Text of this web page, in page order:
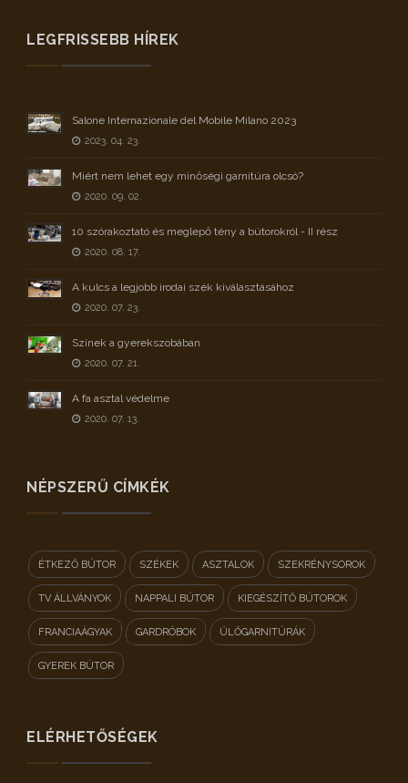
LEGFRISSEBB HÍREK
Salone Internazionale del Mobile Milano 2023
2023. 04. 23.
Miért nem lehet egy minőségi garnitúra olcsó?
2020. 09. 02.
10 szórakoztató és meglepő tény a bútorokról - II rész
2020. 08. 17.
A kulcs a legjobb irodai szék kiválasztásához
2020. 07. 23.
Színek a gyerekszobában
2020. 07. 21.
A fa asztal védelme
2020. 07. 13.
NÉPSZERŰ CÍMKÉK
ÉTKEZŐ BÚTOR SZÉKEK ASZTALOK SZEKRÉNYSOROK
TV ÁLLVÁNYOK NAPPALI BÚTOR KIEGÉSZÍTŐ BÚTOROK
FRANCIAÁGYAK GARDRÓBOK ÜLŐGARNITÚRÁK
GYEREK BÚTOR
ELÉRHETŐSÉGEK